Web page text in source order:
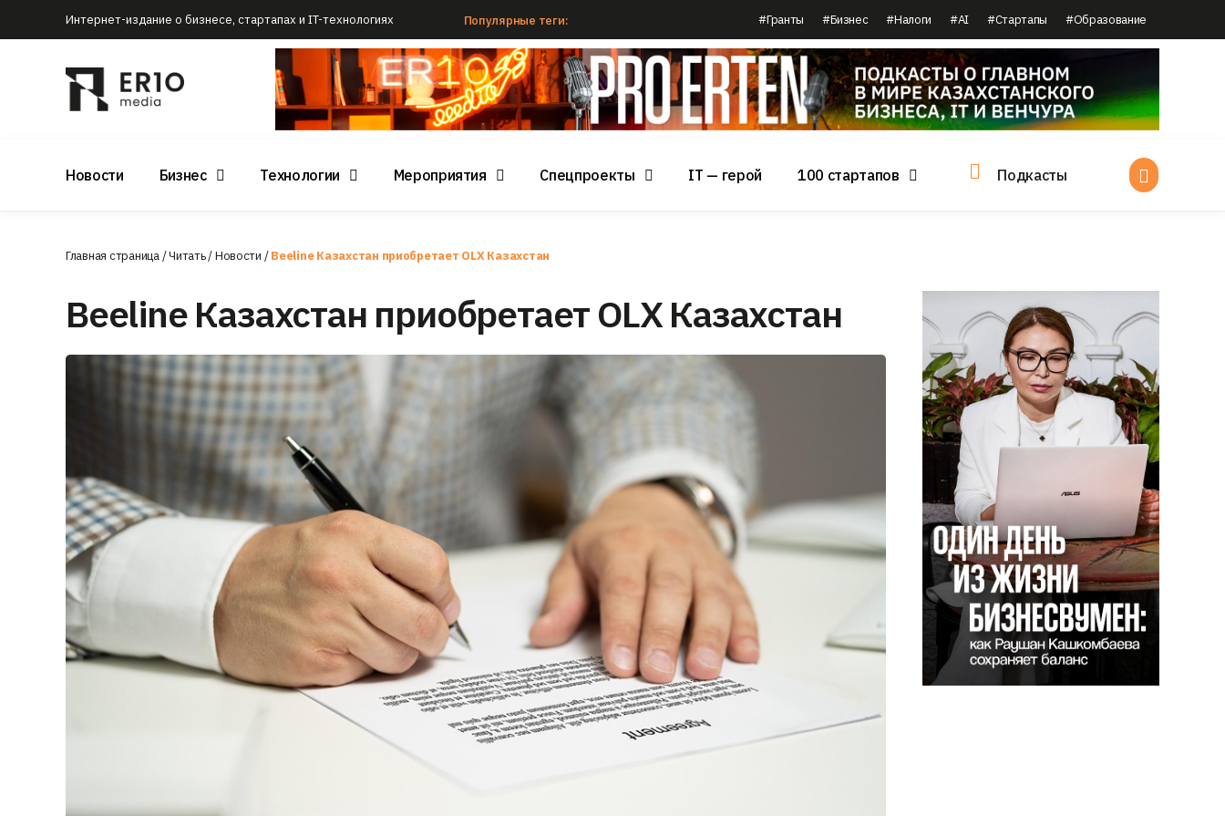
Интернет-издание о бизнесе, стартапах и IT-технологиях Популярные теги: #Гранты #Бизнес #Налоги #AI #Стартапы #Образование
Новости Бизнес Технологии Мероприятия Спецпроекты IT — герой 100 стартапов Подкасты
Главная страница/Читать/Новости /Beeline Казахстан приобретает OLX Казахстан
Beeline Казахстан приобретает OLX Казахстан